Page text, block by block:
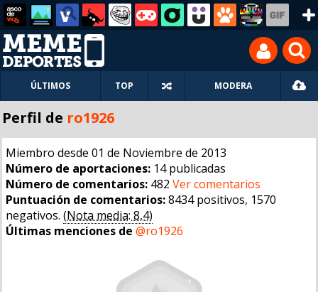
ÚLTIMOS TOP MODERA
Perfil de ro1926
Miembro desde 01 de Noviembre de 2013
Número de aportaciones: 14 publicadas
Número de comentarios: 482 Ver comentarios
Puntuación de comentarios:8434 positivos, 1570
negativos. (Nota media: 8,4)
Últimas menciones de @ro1926